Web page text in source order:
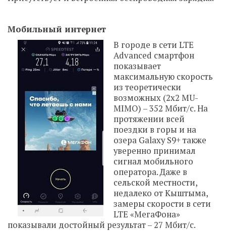
Мобильный интернет
В городе в сети LTE
Advanced смартфон
показывает
максимальную скорость
из теоретически
возможных (2х2 MU-
MIMO) – 352 Мбит/с. На
протяжении всей
поездки в горы и на
озера Galaxy S9+ также
уверенно принимал
сигнал мобильного
оператора. Даже в
сельской местности,
недалеко от Кыштыма,
замеры скорости в сети
LTE «МегаФона»
показывали достойный результат – 27 Мбит/с.